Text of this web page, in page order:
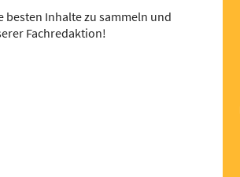
besten Inhalte zu sammeln und
Fachredaktion!